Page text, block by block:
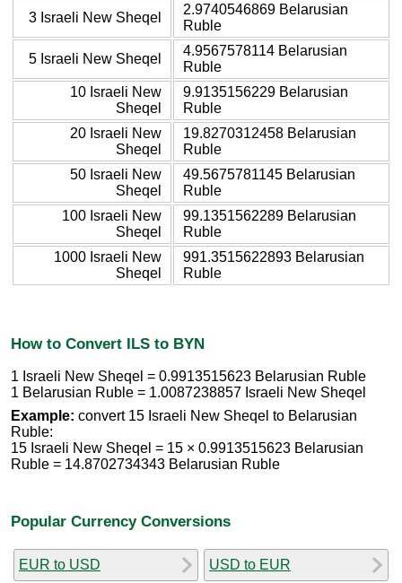
3 Israeli New Sheqel
2.9740546869 Belarusian
Ruble
5 Israeli New Sheqel
4.9567578114 Belarusian
Ruble
10 Israeli New
Sheqel
9.9135156229 Belarusian
Ruble
20 Israeli New
Sheqel
19.8270312458 Belarusian
Ruble
50 Israeli New
Sheqel
49.5675781145 Belarusian
Ruble
100 Israeli New
Sheqel
99.1351562289 Belarusian
Ruble
1000 Israeli New
Sheqel
991.3515622893 Belarusian
Ruble
How to Convert ILS to BYN
1 Israeli New Sheqel = 0.9913515623 Belarusian Ruble
1 Belarusian Ruble = 1.0087238857 Israeli New Sheqel
Example: convert 15 Israeli New Sheqel to Belarusian
Ruble:
15 Israeli New Sheqel = 15 × 0.9913515623 Belarusian
Ruble = 14.8702734343 Belarusian Ruble
Popular Currency Conversions
EUR to USD USD to EUR